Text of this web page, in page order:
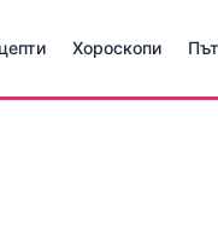
Хороскопи